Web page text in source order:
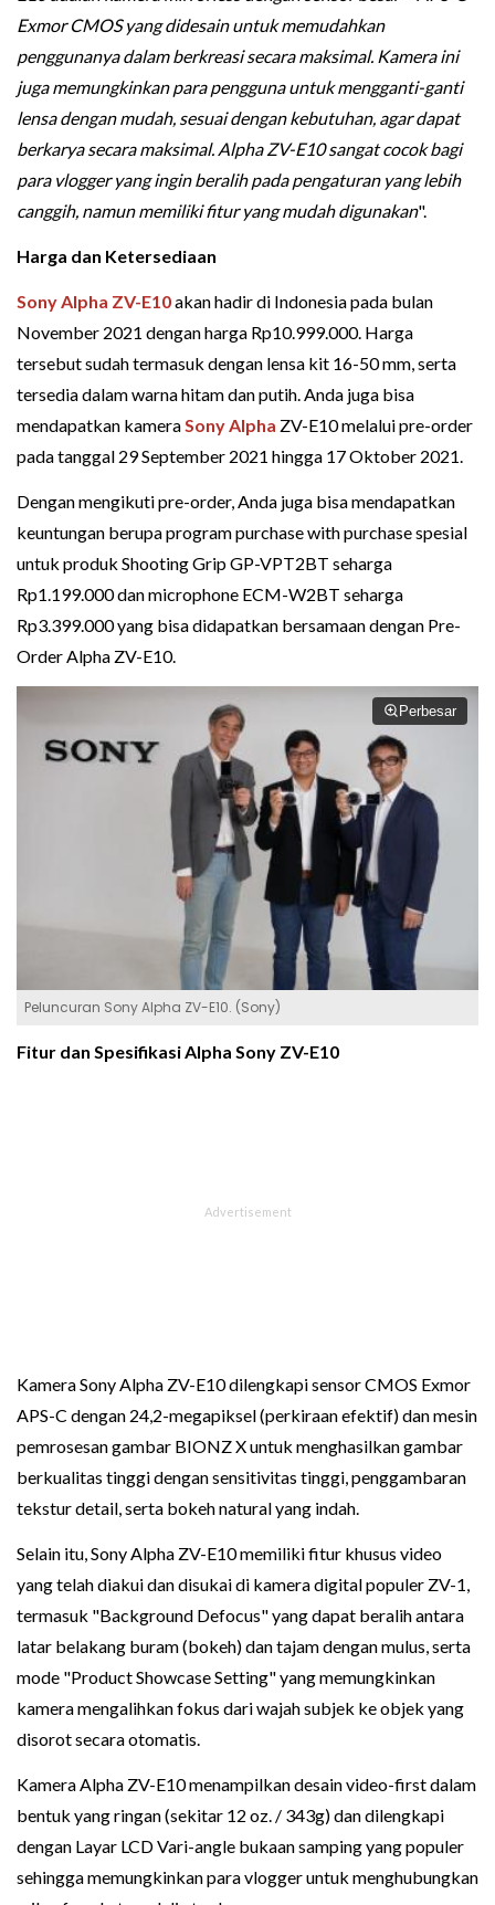
Exmor CMOS yang didesain untuk memudahkan
penggunanya dalam berkreasi secara maksimal. Kamera ini
juga memungkinkan para pengguna untuk mengganti-ganti
lensa dengan mudah, sesuai dengan kebutuhan, agar dapat
berkarya secara maksimal. Alpha ZV-E10 sangat cocok bagi
para vlogger yang ingin beralih pada pengaturan yang lebih
canggih, namun memiliki fitur yang mudah digunakan".
Harga dan Ketersediaan
Sony Alpha ZV-E10akan hadir di Indonesia pada bulan
November 2021 dengan harga Rp10.999.000. Harga
tersebut sudah termasuk dengan lensa kit 16-50 mm, serta
tersedia dalam warna hitam dan putih. Anda juga bisa
mendapatkan kameraSony Alpha ZV-E10 melalui pre-order
pada tanggal 29 September 2021 hingga 17 Oktober 2021.
Dengan mengikuti pre-order, Anda juga bisa mendapatkan
keuntungan berupa program purchase with purchase spesial
untuk produk Shooting Grip GP-VPT2BT seharga
Rp1.199.000 dan microphone ECM-W2BT seharga
Rp3.399.000 yang bisa didapatkan bersamaan dengan Pre-
Order Alpha ZV-E10.
Perbesar
Peluncuran Sony Alpha ZV-E10. (Sony)
Fitur dan Spesifikasi Alpha Sony ZV-E10
Kamera Sony Alpha ZV-E10 dilengkapi sensor CMOS Exmor
APS-C dengan 24,2-megapiksel (perkiraan efektif) dan mesin
pemrosesan gambar BIONZ X untuk menghasilkan gambar
berkualitas tinggi dengan sensitivitas tinggi, penggambaran
tekstur detail, serta bokeh natural yang indah.
Selain itu, Sony Alpha ZV-E10 memiliki fitur khusus video
yang telah diakui dan disukai di kamera digital populer ZV-1,
termasuk "Background Defocus" yang dapat beralih antara
latar belakang buram (bokeh) dan tajam dengan mulus, serta
mode "Product Showcase Setting" yang memungkinkan
kamera mengalihkan fokus dari wajah subjek ke objek yang
disorot secara otomatis.
Kamera Alpha ZV-E10 menampilkan desain video-first dalam
bentuk yang ringan (sekitar 12 oz. / 343g) dan dilengkapi
dengan Layar LCD Vari-angle bukaan samping yang populer
sehingga memungkinkan para vlogger untuk menghubungkan